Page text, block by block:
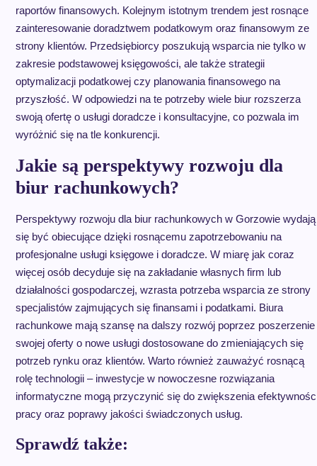
raportów finansowych. Kolejnym istotnym trendem jest rosnące
zainteresowanie doradztwem podatkowym oraz finansowym ze
strony klientów. Przedsiębiorcy poszukują wsparcia nie tylko w
zakresie podstawowej księgowości, ale także strategii
optymalizacji podatkowej czy planowania finansowego na
przyszłość. W odpowiedzi na te potrzeby wiele biur rozszerza
swoją ofertę o usługi doradcze i konsultacyjne, co pozwala im
wyróżnić się na tle konkurencji.
Jakie są perspektywy rozwoju dla
biur rachunkowych?
Perspektywy rozwoju dla biur rachunkowych w Gorzowie wydają
się być obiecujące dzięki rosnącemu zapotrzebowaniu na
profesjonalne usługi księgowe i doradcze. W miarę jak coraz
więcej osób decyduje się na zakładanie własnych firm lub
działalności gospodarczej, wzrasta potrzeba wsparcia ze strony
specjalistów zajmujących się finansami i podatkami. Biura
rachunkowe mają szansę na dalszy rozwój poprzez poszerzenie
swojej oferty o nowe usługi dostosowane do zmieniających się
potrzeb rynku oraz klientów. Warto również zauważyć rosnącą
rolę technologii – inwestycje w nowoczesne rozwiązania
informatyczne mogą przyczynić się do zwiększenia
pracy oraz poprawy jakości świadczonych usług.
Sprawdź także: